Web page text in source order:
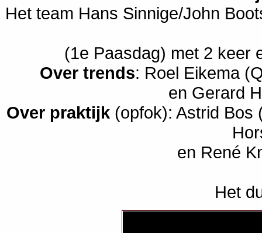
Het team Hans Sinnige/John
(1e Paasdag) met 2 keer
Over trends: Roel Eikema
en Gerard
Over praktijk(opfok): Astrid Bos
en René
Het